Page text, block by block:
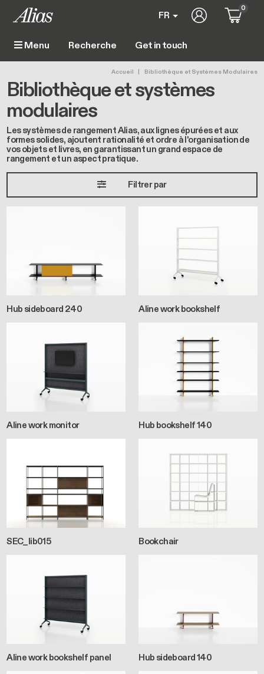
Menu Main navigation
Get in touch
FR User account
0
Fil d'Ariane
Accueil Bibliothèque et Systèmes Modulaires
Bibliothèque et systèmes
modulaires
Les systèmes de rangement Alias, aux lignes épurées et aux
formes solides, ajoutent rationalité et ordre à l'organisation de
vos objets et livres, en garantissant un grand espace de
rangement et un aspect pratique.
Filtrer par
Hub sideboard 240 Aline work bookshelf
Aline work monitor Hub bookshelf 140
SEC_lib015 Bookchair
Aline work bookshelf panel Hub sideboard 140